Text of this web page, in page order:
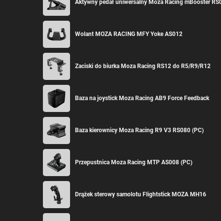
Aktywny pedał uniwersalny Moza Racing mBooster
Wolant MOZA RACING MFY Yoke AS012
Zaciski do biurka Moza Racing RS12 do R5/R9/R12
Baza na joystick Moza Racing AB9 Force Feedback
Baza kierownicy Moza Racing R9 V3 RS080 (PC)
Przepustnica Moza Racing MTP AS008 (PC)
Drążek sterowy samolotu Flightstick MOZA MH16